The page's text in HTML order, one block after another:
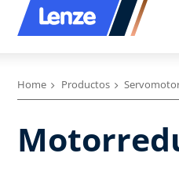
Home Productos